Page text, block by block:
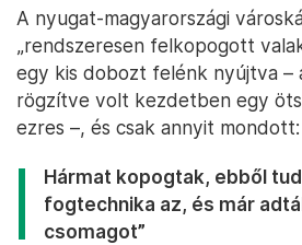
A nyugat-magyarországi
„rendszeresen felkopogott
egy kis dobozt felénk nyújtva –
rögzítve volt kezdetben egy
ezres –, és csak annyit
Hármat kopogtak, ebből
fogtechnika az, és már
csomagot”